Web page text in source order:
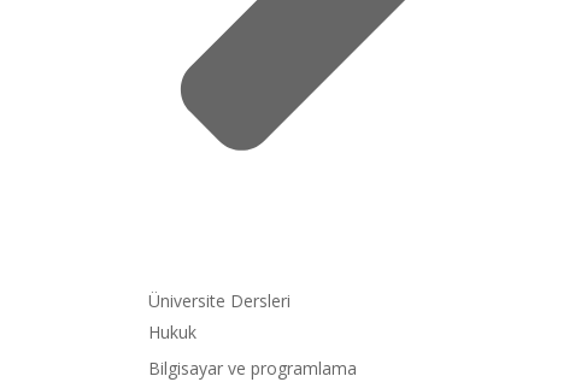
Üniversite Dersleri
Hukuk
Bilgisayar ve programlama